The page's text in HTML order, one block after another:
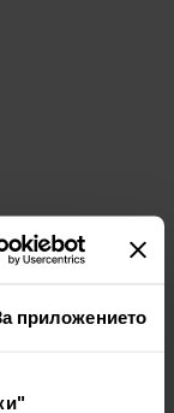
приложението